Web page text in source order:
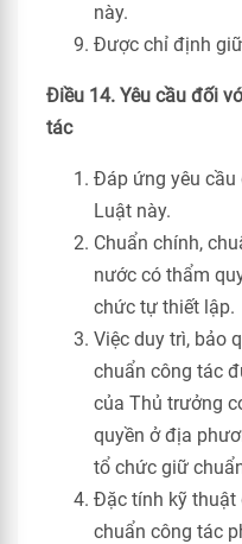
này.
Được chỉ định
Điều 14. Yêu cầu đối
tác
Đáp ứng yêu
Luật này.
Chuẩn chính,
nước có thẩm
chức tự thiết lập.
Việc duy trì, bảo
chuẩn công tác
của Thủ trưởng
quyền ở địa
tổ chức giữ
Đặc tính kỹ thuật
chuẩn công tác